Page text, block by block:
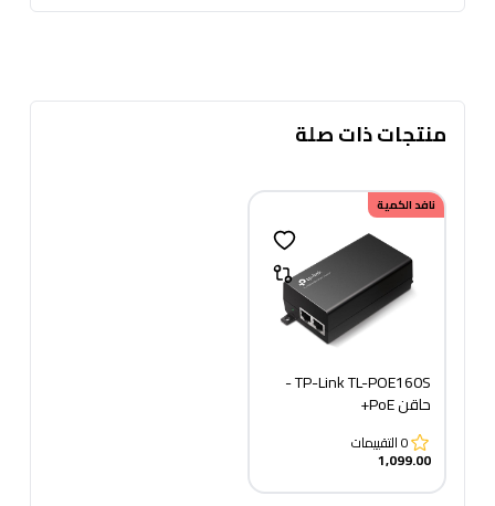
منتجات ذات صلة
نافد الكمية
TP-Link TL-POE160S -
حاقن PoE+
0التقييمات
1,099.00